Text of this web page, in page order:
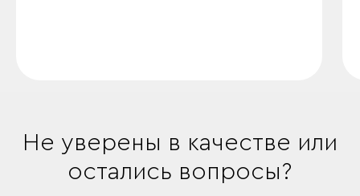
Не уверены в качестве или
остались вопросы?